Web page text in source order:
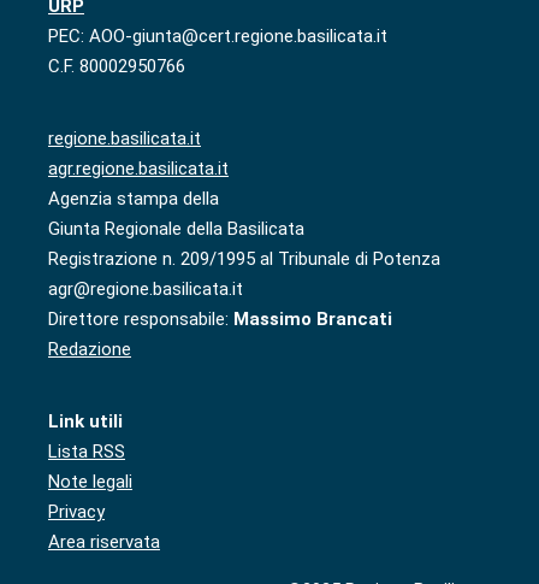
URP
PEC: AOO-giunta@cert.regione.basilicata.it
C.F. 80002950766
regione.basilicata.it
agr.regione.basilicata.it
Agenzia stampa della
Giunta Regionale della Basilicata
Registrazione n. 209/1995 al Tribunale di Potenza
agr@regione.basilicata.it
Direttore responsabile: Massimo Brancati
Redazione
Link utili
Lista RSS
Note legali
Privacy
Area riservata